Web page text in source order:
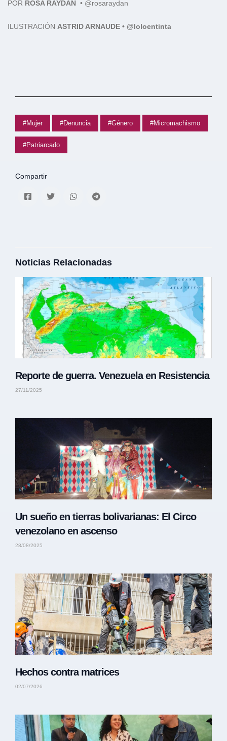
POR ROSA RAYDÁN • @rosaraydan
ILUSTRACIÓN ASTRID ARNAUDE • @loloentinta
#Mujer #Denuncia #Género #Micromachismo
#Patriarcado
Compartir
Noticias Relacionadas
Reporte de guerra. Venezuela en Resistencia
27/11/2025
Un sueño en tierras bolivarianas: El Circo
venezolano en ascenso
28/08/2025
Hechos contra matrices
02/07/2026